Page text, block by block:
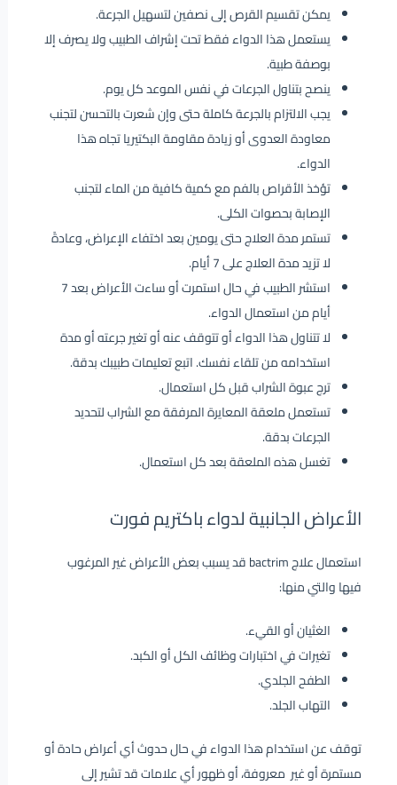
يمكن تقسيم القرص إلى نصفين لتسهيل الجرعة.
يستعمل هذا الدواء فقط تحت إشراف الطبيب ولا يصرف إلا
بوصفة طبية.
ينصح بتناول الجرعات في نفس الموعد كل يوم.
يجب الالتزام بالجرعة كاملة حتى وإن شعرت بالتحسن لتجنب
معاودة العدوى أو زيادة مقاومة البكتيريا تجاه هذا
الدواء.
تؤخذ الأقراص بالفم مع كمية كافية من الماء لتجنب
الإصابة بحصوات الكلى.
تستمر مدة العلاج حتى يومين بعد اختفاء الإعراض، وعادةً
لا تزيد مدة العلاج على 7 أيام.
استشر الطبيب في حال استمرت أو ساءت الأعراض بعد 7
أيام من استعمال الدواء.
لا تتناول هذا الدواء أو تتوقف عنه أو تغير جرعته أو مدة
استخدامه من تلقاء نفسك. اتبع تعليمات طبيبك بدقة.
ترج عبوة الشراب قبل كل استعمال.
تستعمل ملعقة المعايرة المرفقة مع الشراب لتحديد
الجرعات بدقة.
تغسل هذه الملعقة بعد كل استعمال.
الأعراض الجانبية لدواء باكتريم فورت
استعمال علاج bactrim قد يسبب بعض الأعراض غير المرغوب
فيها والتي منها:
الغثيان أو القيء.
تغيرات في اختبارات وظائف الكل أو الكبد.
الطفح الجلدي.
التهاب الجلد.
توقف عن استخدام هذا الدواء في حال حدوث أي أعراض حادة أو
مستمرة أو غير معروفة، أو ظهور أي علامات قد تشير إلى